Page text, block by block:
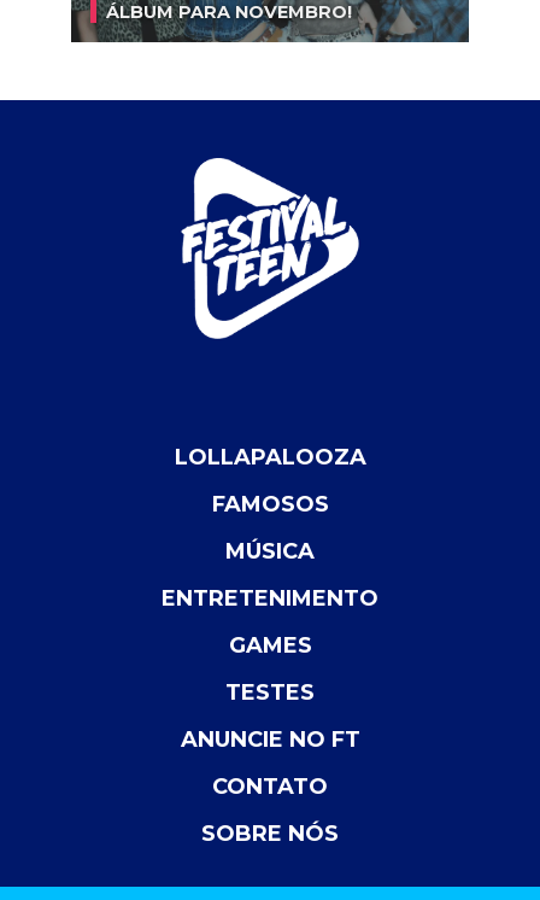
ÁLBUM PARA NOVEMBRO!
LOLLAPALOOZA
FAMOSOS
MÚSICA
ENTRETENIMENTO
GAMES
TESTES
ANUNCIE NO FT
CONTATO
SOBRE NÓS